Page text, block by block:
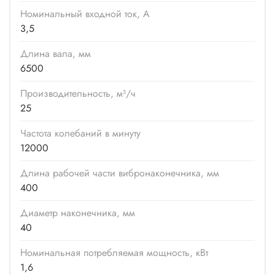
Номинальный входной ток, А
3,5
Длина вала, мм
6500
Производительность, м³/ч
25
Частота колебаний в минуту
12000
Длина рабочей части вибронаконечника, мм
400
Диаметр наконечника, мм
40
Номинальная потребляемая мощность, кВт
1,6